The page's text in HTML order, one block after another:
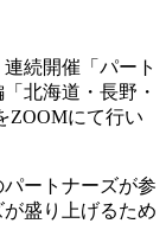
続開催「パート
北海道・長野・
ZOOMにて行い
ートナーズが参
盛り上げるため